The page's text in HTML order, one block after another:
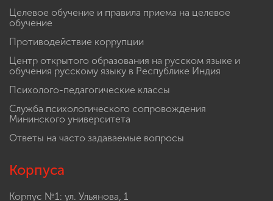
Целевое обучение и правила приема на целевое
обучение
Противодействие коррупции
Центр открытого образования на русском языке и
обучения русскому языку в Республике Индия
Психолого-педагогические классы
Служба психологического сопровождения
Мининского университета
Ответы на часто задаваемые вопросы
Корпуса
Корпус №1: ул. Ульянова, 1